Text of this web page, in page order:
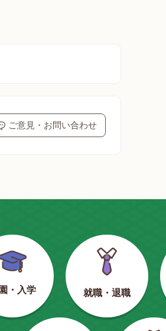
ご意見・お問い合わせ
・入学 就職・退職